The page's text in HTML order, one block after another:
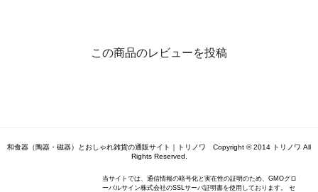
この商品のレビューを投稿
和食器（陶器・磁器）とおしゃれ雑貨の通販サイト｜トリノワ Copyright © 2014 トリノワ All
Rights Reserved.
当サイトでは、通信情報の暗号化と実在性の証明のため、GMOグロ
ーバルサイン株式会社のSSLサーバ証明書を使用しております。 セ